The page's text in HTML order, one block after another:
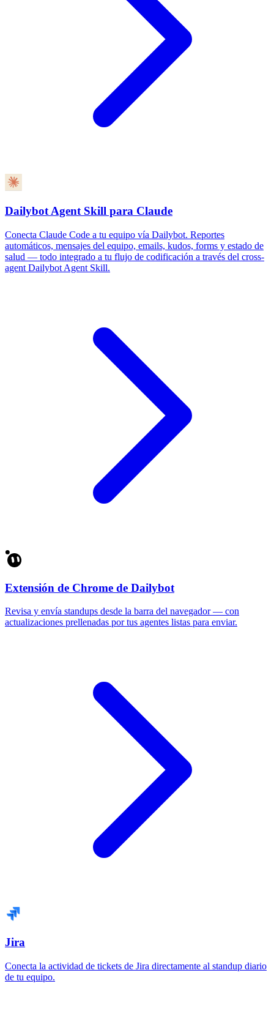
Dailybot Agent Skill para Claude
Conecta Claude Code a tu equipo vía Dailybot. Reportes
automáticos, mensajes del equipo, emails, kudos, forms y estado de
salud — todo integrado a tu flujo de codificación a través del cross-
agent Dailybot Agent Skill.
Extensión de Chrome de Dailybot
Revisa y envía standups desde la barra del navegador — con
actualizaciones prellenadas por tus agentes listas para enviar.
Jira
Conecta la actividad de tickets de Jira directamente al standup diario
de tu equipo.